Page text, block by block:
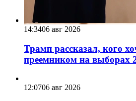
14:3406 авг 2026
Трамп рассказал, кого
преемником на выборах
12:0706 авг 2026